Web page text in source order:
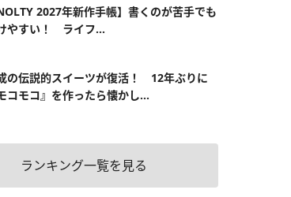
NOLTY 2027年新作手帳】書くのが苦手でも
やすい！ ライフ...
の伝説的スイーツが復活！ 12年ぶりに
コモコ』を作ったら懐かし...
ランキング一覧を見る